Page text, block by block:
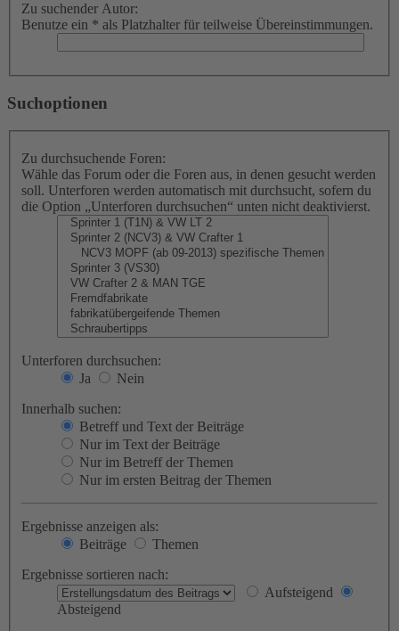
Zu suchender Autor:
Benutze ein * als Platzhalter für teilweise Übereinstimmungen.
Suchoptionen
Zu durchsuchende Foren:
Wähle das Forum oder die Foren aus, in denen gesucht werden
soll. Unterforen werden automatisch mit durchsucht, sofern du
die Option „Unterforen durchsuchen“ unten nicht deaktivierst.
Unterforen durchsuchen:
Ja
Nein
Innerhalb suchen:
Betreff und Text der Beiträge
Nur im Text der Beiträge
Nur im Betreff der Themen
Nur im ersten Beitrag der Themen
Ergebnisse anzeigen als:
Beiträge
Themen
Ergebnisse sortieren nach:
Aufsteigend
Absteigend